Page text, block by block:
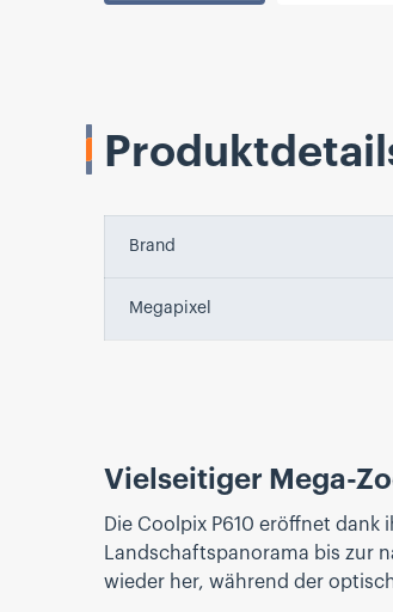
Brand
Megapixel
Vielseitiger Mega-
Die Coolpix P610 eröffnet dank
Landschaftspanorama bis zur
wieder her, während der